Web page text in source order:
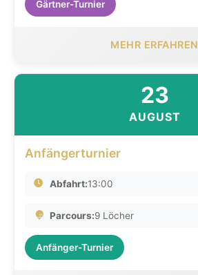
Gärtner-Turnier
MEHR ERFAHREN
23
AUGUST
Anfängerturnier
Abfahrt:13:00
Parcours:9 Löcher
Anfänger-Turnier